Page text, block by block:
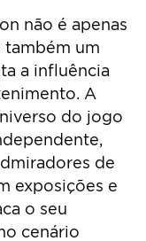
não é apenas
também um
a influência
A
do jogo
de
exposições e
o seu
cenário